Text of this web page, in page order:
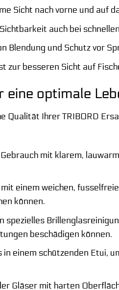
Sicht nach vorne und auf
auch bei
Blendung und Schutz vor
zur besseren Sicht auf
eine optimale
Qualität Ihrer TRIBORD
mit klarem,
einem weichen,
können.
spezielles
beschädigen können.
einem schützenden Etui,
Gläser mit harten